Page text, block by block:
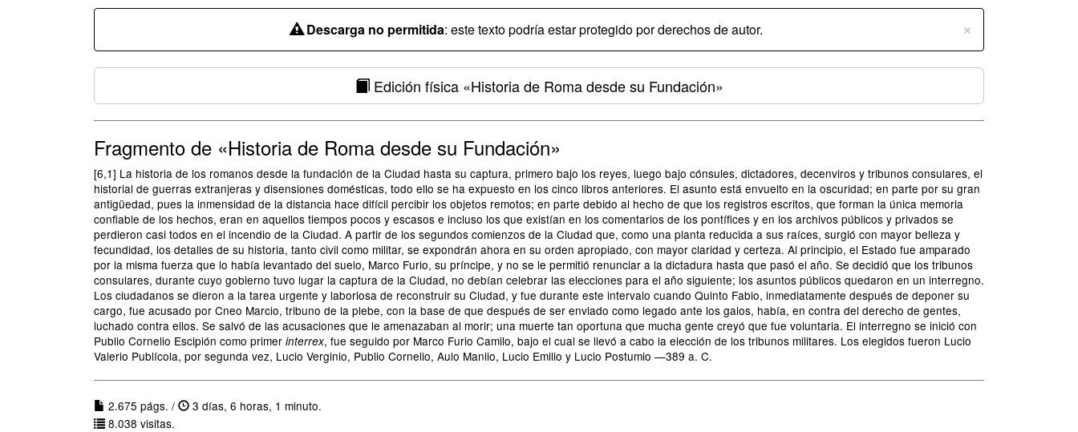
×
Descarga no permitida: este texto podría estar protegido por derechos de autor.
Edición física«Historia de Roma desde su Fundación»
Fragmento de «Historia de Roma desde su Fundación»
[6,1] La historia de los romanos desde la fundación de la Ciudad hasta su captura, primero bajo los reyes, luego bajo cónsules, dictadores, decenviros y tribunos consulares, el
historial de guerras extranjeras y disensiones domésticas, todo ello se ha expuesto en los cinco libros anteriores. El asunto está envuelto en la oscuridad; en parte por su gran
antigüedad, pues la inmensidad de la distancia hace difícil percibir los objetos remotos; en parte debido al hecho de que los registros escritos, que forman la única memoria
confiable de los hechos, eran en aquellos tiempos pocos y escasos e incluso los que existían en los comentarios de los pontífices y en los archivos públicos y privados se
perdieron casi todos en el incendio de la Ciudad. A partir de los segundos comienzos de la Ciudad que, como una planta reducida a sus raíces, surgió con mayor belleza y
fecundidad, los detalles de su historia, tanto civil como militar, se expondrán ahora en su orden apropiado, con mayor claridad y certeza. Al principio, el Estado fue amparado
por la misma fuerza que lo había levantado del suelo, Marco Furio, su príncipe, y no se le permitió renunciar a la dictadura hasta que pasó el año. Se decidió que los tribunos
consulares, durante cuyo gobierno tuvo lugar la captura de la Ciudad, no debían celebrar las elecciones para el año siguiente; los asuntos públicos quedaron en un interregno.
Los ciudadanos se dieron a la tarea urgente y laboriosa de reconstruir su Ciudad, y fue durante este intervalo cuando Quinto Fabio, inmediatamente después de deponer su
cargo, fue acusado por Cneo Marcio, tribuno de la plebe, con la base de que después de ser enviado como legado ante los galos, había, en contra del derecho de gentes,
luchado contra ellos. Se salvó de las acusaciones que le amenazaban al morir; una muerte tan oportuna que mucha gente creyó que fue voluntaria. El interregno se inició con
Publio Cornelio Escipión como primer interrex, fue seguido por Marco Furio Camilo, bajo el cual se llevó a cabo la elección de los tribunos militares. Los elegidos fueron Lucio
Valerio Publícola, por segunda vez, Lucio Verginio, Publio Cornelio, Aulo Manlio, Lucio Emilio y Lucio Postumio —389 a. C.
2.675 págs. /
3 días, 6 horas, 1 minuto.
8.038 visitas.